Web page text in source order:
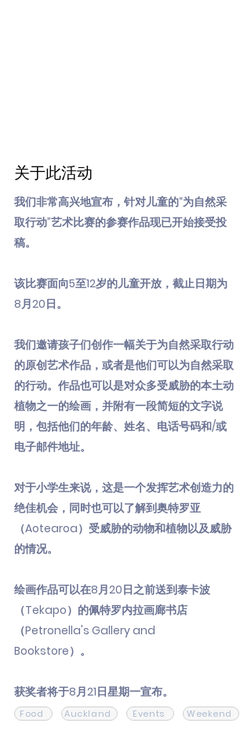
关于此活动
我们非常高兴地宣布，针对儿童的“为自然采
取行动”艺术比赛的参赛作品现已开始接受投
稿。
该比赛面向5至12岁的儿童开放，截止日期为
8月20日。
我们邀请孩子们创作一幅关于为自然采取行动
的原创艺术作品，或者是他们可以为自然采取
的行动。作品也可以是对众多受威胁的本土动
植物之一的绘画，并附有一段简短的文字说
明，包括他们的年龄、姓名、电话号码和/或
电子邮件地址。
对于小学生来说，这是一个发挥艺术创造力的
绝佳机会，同时也可以了解到奥特罗亚
（Aotearoa）受威胁的动物和植物以及威胁
的情况。
绘画作品可以在8月20日之前送到泰卡波
（Tekapo）的佩特罗内拉画廊书店
（Petronella's Gallery and
Bookstore）。
获奖者将于8月21日星期一宣布。
Food Auckland Events Weekend